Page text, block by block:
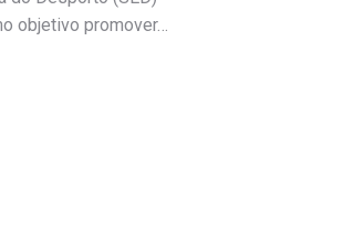
objetivo promover…